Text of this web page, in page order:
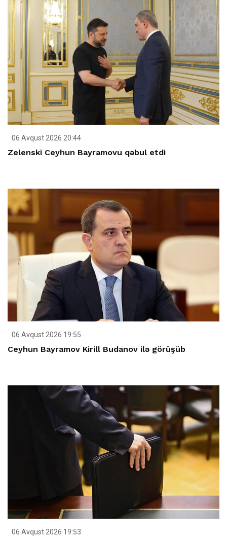
06 Avqust 2026 20:44
Zelenski Ceyhun Bayramovu qəbul etdi
06 Avqust 2026 19:55
Ceyhun Bayramov Kirill Budanov ilə görüşüb
06 Avqust 2026 19:53